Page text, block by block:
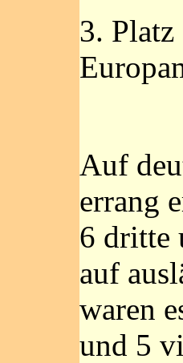
3. Platz
Auf
errang
6 dritte
auf
waren
und 5